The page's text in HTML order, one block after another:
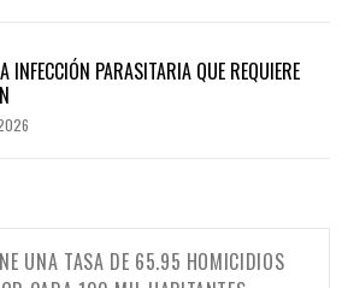
INFECCIÓN PARASITARIA QUE REQUIERE
UNA TASA DE 65.95 HOMICIDIOS